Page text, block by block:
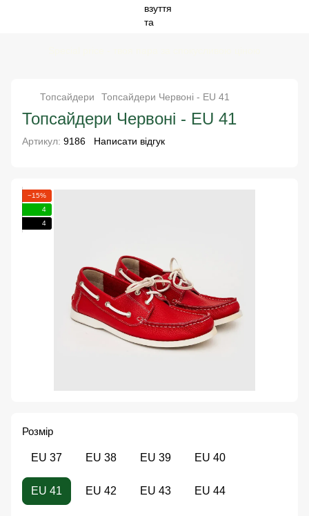
Топсайдери Топсайдери Червоні - EU 41
Топсайдери Червоні - EU 41
Артикул: 9186 Написати відгук
−15%
4
4
Розмір
EU 37 EU 38 EU 39 EU 40
EU 41 EU 42 EU 43 EU 44